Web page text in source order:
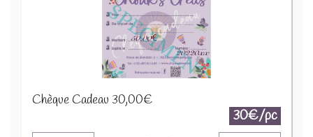
Chèque Cadeau 30,00€
30€/pc